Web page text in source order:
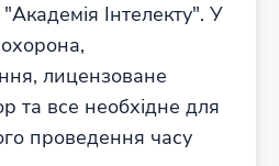
Інтелекту". У
лицензоване
та все необхідне для
проведення часу